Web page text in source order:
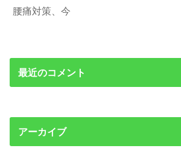
腰痛対策、今
最近のコメント
アーカイブ